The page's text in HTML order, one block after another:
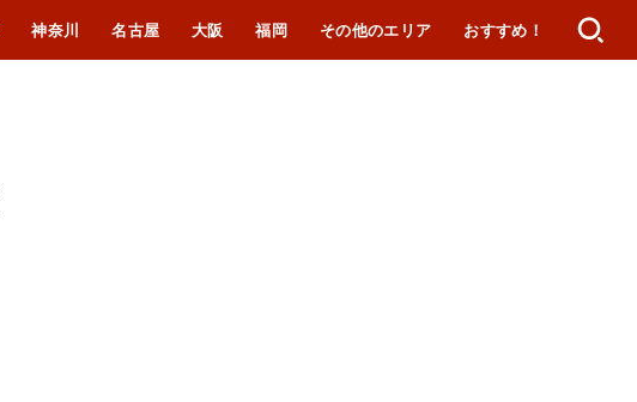
神奈川 名古屋 大阪 福岡 その他のエリア おすすめ！